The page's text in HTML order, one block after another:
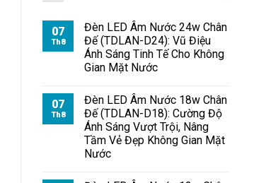
07
Th8
Đèn LED Âm Nước 24w Chân
Đế (TDLAN-D24): Vũ Điệu
Ánh Sáng Tinh Tế Cho Không
Gian Mặt Nước
07
Th8
Đèn LED Âm Nước 18w Chân
Đế (TDLAN-D18): Cường Độ
Ánh Sáng Vượt Trội, Nâng
Tầm Vẻ Đẹp Không Gian Mặt
Nước